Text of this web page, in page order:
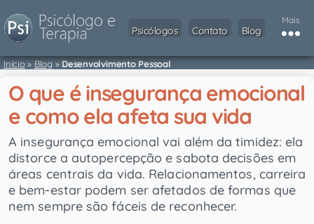
Psicólogos Contato Blog
Mais
Início» Blog»Desenvolvimento Pessoal
O que é insegurança emocional
e como ela afeta sua vida
A insegurança emocional vai além da timidez: ela
distorce a autopercepção e sabota decisões em
áreas centrais da vida. Relacionamentos, carreira
e bem-estar podem ser afetados de formas que
nem sempre são fáceis de reconhecer.